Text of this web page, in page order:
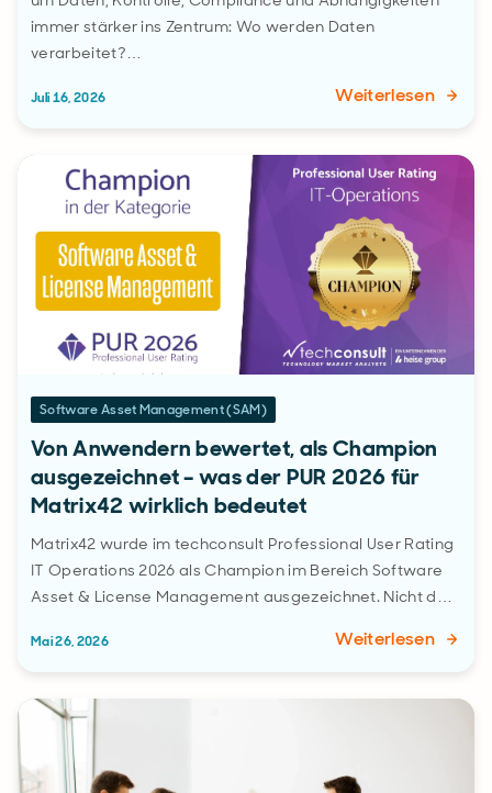
immer stärker ins Zentrum: Wo werden Daten
verarbeitet?…
Juli 16, 2026 Weiterlesen
Software Asset Management (SAM)
Von Anwendern bewertet, als Champion
ausgezeichnet – was der PUR 2026 für
Matrix42 wirklich bedeutet
Matrix42 wurde im techconsult Professional User Rating
IT Operations 2026 als Champion im Bereich Software
Asset & License Management ausgezeichnet. Nicht d…
Mai 26, 2026 Weiterlesen